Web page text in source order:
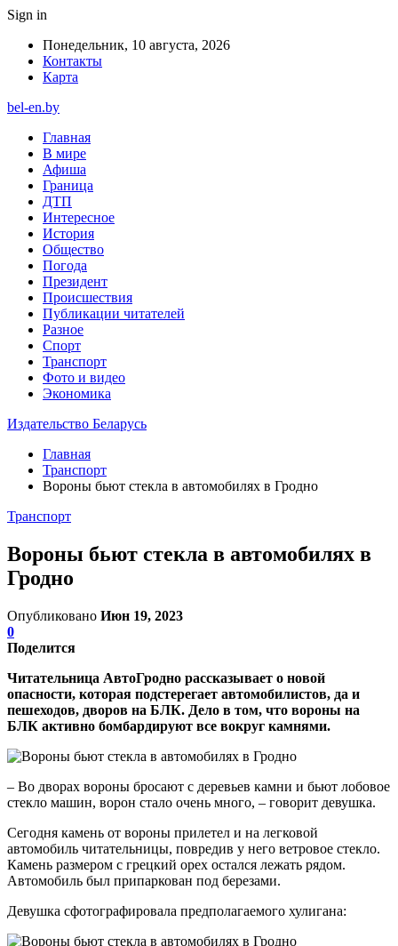
Sign in
Понедельник, 10 августа, 2026
Контакты
Карта
bel-en.by
Главная
В мире
Афиша
Граница
ДТП
Интересное
История
Общество
Погода
Президент
Происшествия
Публикации читателей
Разное
Спорт
Транспорт
Фото и видео
Экономика
Издательство Беларусь
Главная
Транспорт
Вороны бьют стекла в автомобилях в Гродно
Транспорт
Вороны бьют стекла в автомобилях в
Гродно
Опубликовано Июн 19, 2023
0
Поделится
Читательница АвтоГродно рассказывает о новой
опасности, которая подстерегает автомобилистов, да и
пешеходов, дворов на БЛК. Дело в том, что вороны на
БЛК активно бомбардируют все вокруг камнями.
– Во дворах вороны бросают с деревьев камни и бьют лобовое
стекло машин, ворон стало очень много, – говорит девушка.
Сегодня камень от вороны прилетел и на легковой
автомобиль читательницы, повредив у него ветровое стекло.
Камень размером с грецкий орех остался лежать рядом.
Автомобиль был припаркован под березами.
Девушка сфотографировала предполагаемого хулигана: